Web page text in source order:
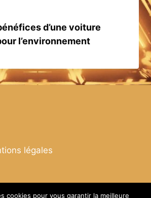
d’une voiture
l’environnement
légales
cookies pour vous garantir la meilleure